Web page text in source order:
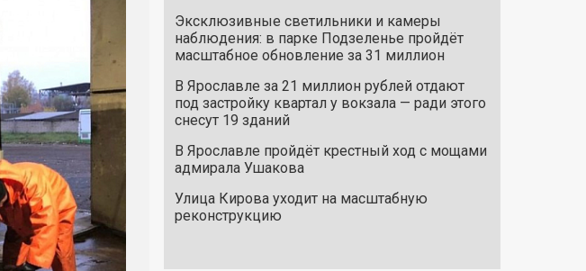
Эксклюзивные светильники и камеры
наблюдения: в парке Подзеленье пройдёт
масштабное обновление за 31 миллион
В Ярославле за 21 миллион рублей отдают
под застройку квартал у вокзала — ради этого
снесут 19 зданий
В Ярославле пройдёт крестный ход с мощами
адмирала Ушакова
Улица Кирова уходит на масштабную
реконструкцию